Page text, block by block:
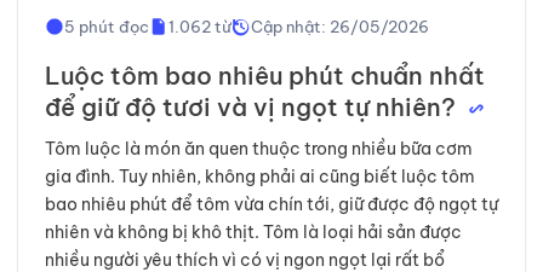
5 phút đọc 1.062 từ Cập nhật: 26/05/2026
Luộc tôm bao nhiêu phút chuẩn nhất
để giữ độ tươi và vị ngọt tự nhiên?
Tôm luộc là món ăn quen thuộc trong nhiều bữa cơm
gia đình. Tuy nhiên, không phải ai cũng biết luộc tôm
bao nhiêu phút để tôm vừa chín tới, giữ được độ ngọt tự
nhiên và không bị khô thịt. Tôm là loại hải sản được
nhiều người yêu thích vì có vị ngon ngọt lại rất bổ